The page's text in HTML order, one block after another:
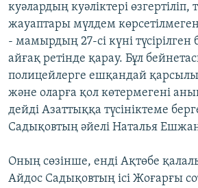
куәлардың куәліктері өзгертіліп,
жауаптары мүлдем
- мамырдың 27-сі күні
айғақ ретінде қарау. Бұл
полицейлерге ешқандай
және оларға қол көтермегені
дейді Азаттыққа түсініктеме
Садықовтың әйелі Наталья
Оның сөзінше, енді Ақтөбе
Айдос Садықовтың ісі Жоғарғы